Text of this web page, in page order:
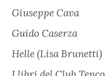
Giuseppe Cava
Guido Caserza
Helle (Lisa Brunetti)